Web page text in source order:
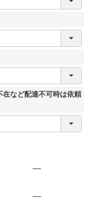
など配達不可時は依頼
—
—